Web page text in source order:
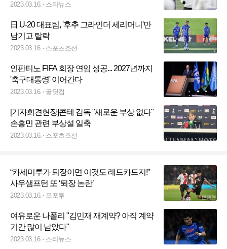
2023.03.16. 스타뉴스
日 U-20 대표팀, '후추 그라인더 세리머니'만
남기고 탈락
2023.03.16. 스포츠조선
인판티노 FIFA 회장 연임 성공... 2027년까지
'축구대통령' 이어간다
2023.03.16. 골닷컴
[기자회견현장]콘테 감독 "새로운 부상 없다"
손흥민 관련 부상설 일축
2023.03.16. 스포츠조선
“카세미루가 퇴장이면 이것도 레드카드지!”
사우샘프턴 또 ‘퇴장 논란’
2023.03.16. 포포투
여유로운 나폴리 "김민재 재계약? 아직 계약
기간 많이 남았다"
2023.03.16. 스타뉴스